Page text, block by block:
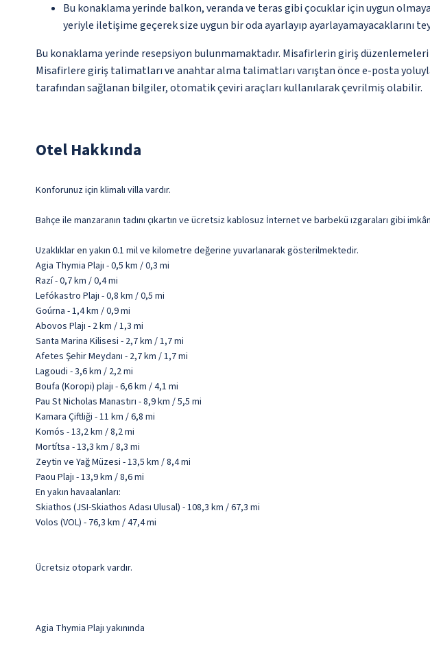
Bu konaklama yerinde balkon, veranda ve teras gibi çocuklar için uygun
yeriyle iletişime geçerek size uygun bir oda ayarlayıp ayarlayamayacaklarını
Bu konaklama yerinde resepsiyon bulunmamaktadır. Misafirlerin giriş
Misafirlere giriş talimatları ve anahtar alma talimatları varıştan önce e-posta
tarafından sağlanan bilgiler, otomatik çeviri araçları kullanılarak çevrilmiş olabilir.
Otel Hakkında
Konforunuz için klimalı villa vardır.
Bahçe ile manzaranın tadını çıkartın ve ücretsiz kablosuz İnternet ve barbekü ızgaraları gibi
Uzaklıklar en yakın 0.1 mil ve kilometre değerine yuvarlanarak gösterilmektedir.
Agia Thymia Plajı - 0,5 km / 0,3 mi
Razí - 0,7 km / 0,4 mi
Lefókastro Plajı - 0,8 km / 0,5 mi
Goúrna - 1,4 km / 0,9 mi
Abovos Plajı - 2 km / 1,3 mi
Santa Marina Kilisesi - 2,7 km / 1,7 mi
Afetes Şehir Meydanı - 2,7 km / 1,7 mi
Lagoudi - 3,6 km / 2,2 mi
Boufa (Koropi) plajı - 6,6 km / 4,1 mi
Pau St Nicholas Manastırı - 8,9 km / 5,5 mi
Kamara Çiftliği - 11 km / 6,8 mi
Komós - 13,2 km / 8,2 mi
Mortítsa - 13,3 km / 8,3 mi
Zeytin ve Yağ Müzesi - 13,5 km / 8,4 mi
Paou Plajı - 13,9 km / 8,6 mi
En yakın havaalanları:
Skiathos (JSI-Skiathos Adası Ulusal) - 108,3 km / 67,3 mi
Volos (VOL) - 76,3 km / 47,4 mi
Ücretsiz otopark vardır.
Agia Thymia Plajı yakınında